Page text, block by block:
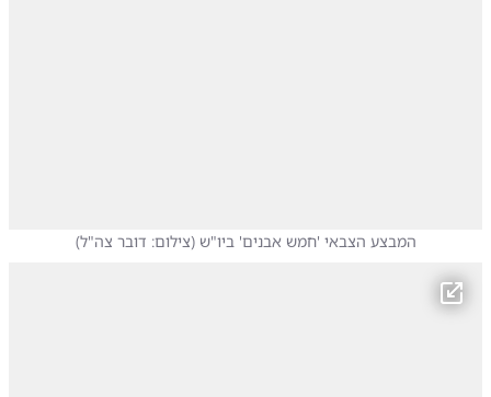
המבצע הצבאי 'חמש אבנים' ביו"ש (צילום: דובר צה"ל)